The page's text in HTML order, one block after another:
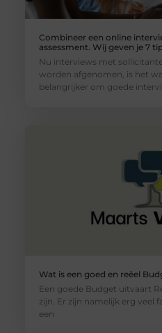
Combineer een online
assessment. Wij geven je 7
Nu interviews met
worden afgenomen, is het
belangrijker om goede
Wat is een goed en reëel
Een goede Budget uitvaart
zijn. Er zijn namelijk erg veel
een